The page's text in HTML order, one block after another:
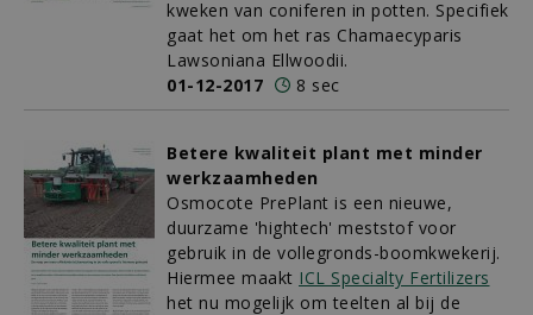
kweken van coniferen in potten. Specifiek
gaat het om het ras Chamaecyparis
Lawsoniana Ellwoodii.
01-12-2017
8 sec
Betere kwaliteit plant met minder
werkzaamheden
Osmocote PrePlant is een nieuwe,
duurzame 'hightech' meststof voor
gebruik in de vollegronds-boomkwekerij.
Hiermee maakt ICL Specialty Fertilizers
het nu mogelijk om teelten al bij de